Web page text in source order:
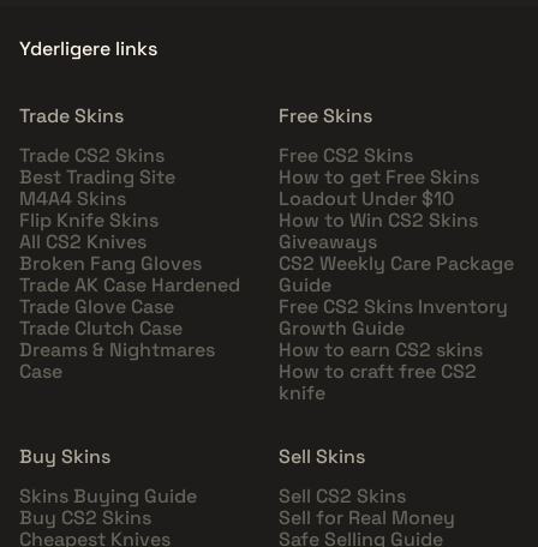
Yderligere links
Trade Skins
Trade CS2 Skins
Best Trading Site
M4A4 Skins
Flip Knife Skins
All CS2 Knives
Broken Fang Gloves
Trade AK Case Hardened
Trade Glove Case
Trade Clutch Case
Dreams & Nightmares
Case
Free Skins
Free CS2 Skins
How to get Free Skins
Loadout Under $10
How to Win CS2 Skins
Giveaways
CS2 Weekly Care Package
Guide
Free CS2 Skins Inventory
Growth Guide
How to earn CS2 skins
How to craft free CS2
knife
Buy Skins
Skins Buying Guide
Buy CS2 Skins
Cheapest Knives
Sell Skins
Sell CS2 Skins
Sell for Real Money
Safe Selling Guide